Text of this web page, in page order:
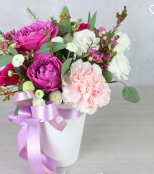
Доставка за 2 часа